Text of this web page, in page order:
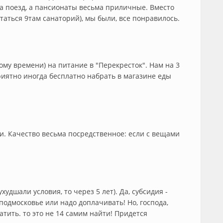
поезд, а пансионаты весьма приличные. Вместо
9там санаторий), мы были, все понравилось.
времени) на питание в "Перекресток". Нам на 3
иногда бесплатно набрать в магазине еды
Качество весьма посредственное: если с вещами
условия, то через 5 лет). Да, субсидия -
или надо доплачивать! Но, господа,
то это не 14 самим найти! Придется